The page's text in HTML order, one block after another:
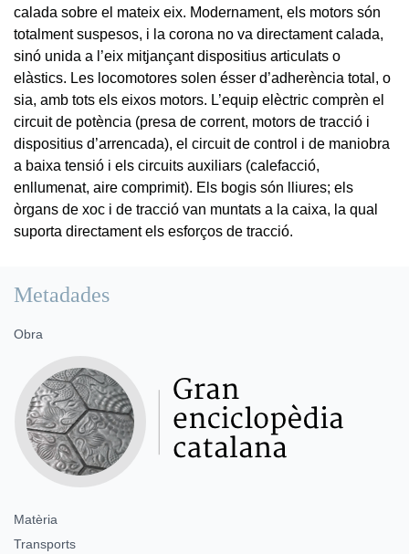
calada sobre el mateix eix. Modernament, els motors són
totalment suspesos, i la corona no va directament calada,
sinó unida a l’eix mitjançant dispositius articulats o
elàstics. Les locomotores solen ésser d’adherència total, o
sia, amb tots els eixos motors. L’equip elèctric comprèn el
circuit de potència (presa de corrent, motors de tracció i
dispositius d’arrencada), el circuit de control i de maniobra
a baixa tensió i els circuits auxiliars (calefacció,
enllumenat, aire comprimit). Els bogis són lliures; els
òrgans de xoc i de tracció van muntats a la caixa, la qual
suporta directament els esforços de tracció.
Metadades
Obra
Matèria
Transports